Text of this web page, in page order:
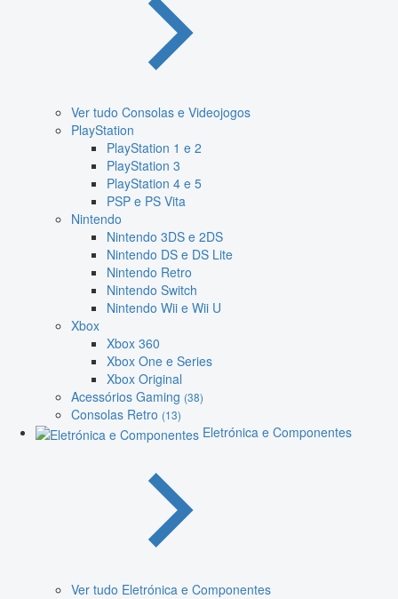
Ver tudo Consolas e Videojogos
PlayStation
PlayStation 1 e 2
PlayStation 3
PlayStation 4 e 5
PSP e PS Vita
Nintendo
Nintendo 3DS e 2DS
Nintendo DS e DS Lite
Nintendo Retro
Nintendo Switch
Nintendo Wii e Wii U
Xbox
Xbox 360
Xbox One e Series
Xbox Original
Acessórios Gaming (38)
Consolas Retro (13)
Eletrónica e Componentes
Ver tudo Eletrónica e Componentes